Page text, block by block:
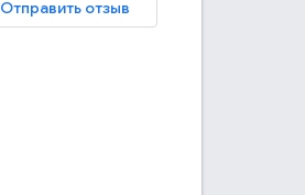
Отправить отзыв